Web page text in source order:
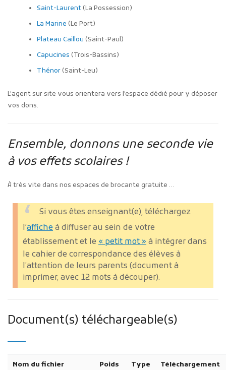
Saint-Laurent(La Possession)
La Marine (Le Port)
Plateau Caillou (Saint-Paul)
Capucines (Trois-Bassins)
Thénor(Saint-Leu)
L’agent sur site vous orientera vers l’espace dédié pour y déposer
vos dons.
Ensemble, donnons une seconde vie
à vos effets scolaires !
À très vite dans nos espaces de brocante gratuite …
Si vous êtes enseignant(e), téléchargez
l’affiche à diffuser au sein de votre
établissement et le « petit mot » à intégrer dans
le cahier de correspondance des élèves à
l’attention de leurs parents (document à
imprimer, avec 12 mots à découper).
Document(s) téléchargeable(s)
Nom du fichier Poids Type Téléchargement